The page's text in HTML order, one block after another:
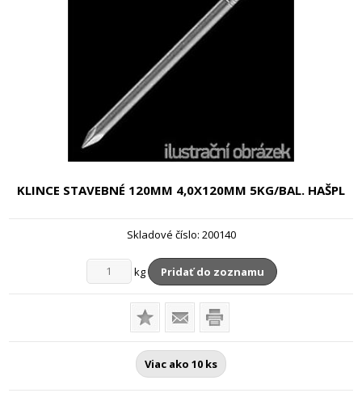
KLINCE STAVEBNÉ 120MM 4,0X120MM 5KG/BAL. HAŠPL
Skladové číslo: 200140
kg Pridať do zoznamu
Viac ako 10 ks